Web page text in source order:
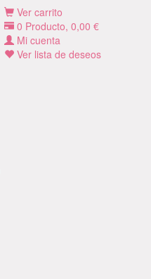
Ver carrito
0 Producto, 0,00 €
Mi cuenta
Ver lista de deseos